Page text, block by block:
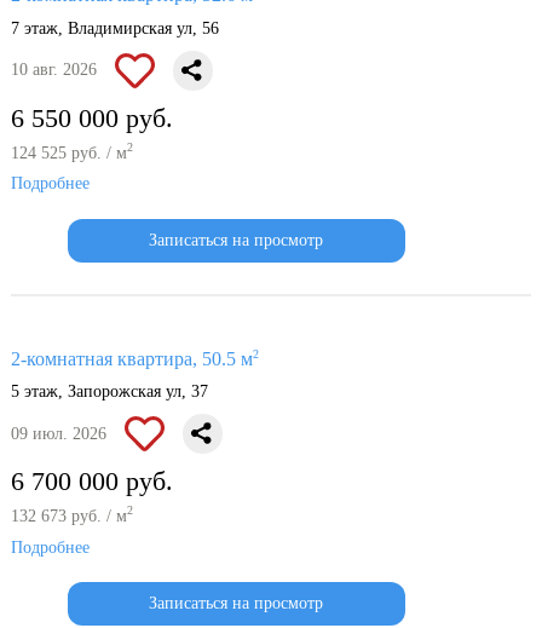
7 этаж, Владимирская ул, 56
10 авг. 2026
6 550 000 руб.
124 525 руб. / м2
Подробнее
Записаться на просмотр
2-комнатная квартира, 50.5 м2
5 этаж, Запорожская ул, 37
09 июл. 2026
6 700 000 руб.
132 673 руб. / м2
Подробнее
Записаться на просмотр